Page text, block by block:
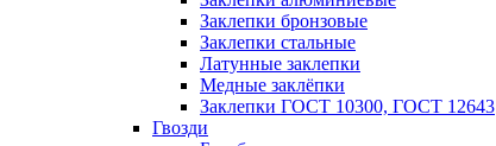
Заклепки бронзовые
Заклепки стальные
Латунные заклепки
Медные заклёпки
Заклепки ГОСТ 10300, ГОСТ 12643
Гвозди